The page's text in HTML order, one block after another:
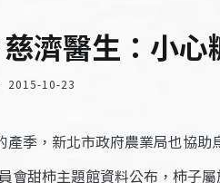
濟醫生：小
2015-10-23
產季，新北市政府農業局也協
會甜柿主題館資料公布，柿子